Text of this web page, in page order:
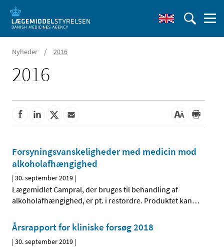
Nyheder / 2016
2016
Forsyningsvanskeligheder med medicin mod
alkoholafhængighed
|30. september 2019 |
Lægemidlet Campral, der bruges til behandling af
alkoholafhængighed, er pt. i restordre. Produktet kan…
Årsrapport for kliniske forsøg 2018
|30. september 2019 |